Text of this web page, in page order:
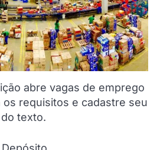
abre vagas de emprego
os requisitos e cadastre seu
texto.